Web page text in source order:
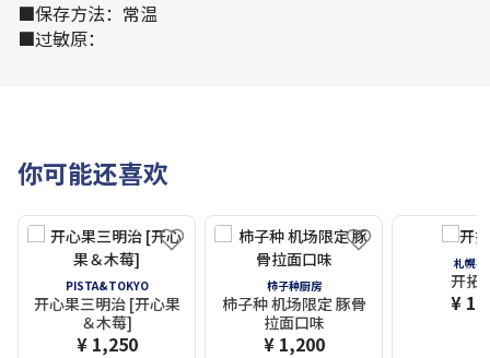
■保存方法：常温
■过敏原：
你可能还喜欢
PISTA&TOKYO
开心果三明治 [开心果
＆木莓]
¥ 1,250
柿子种厨房
柿子种 机场限定 豚骨
拉面口味
¥ 1,200
札幌农
开拓
¥